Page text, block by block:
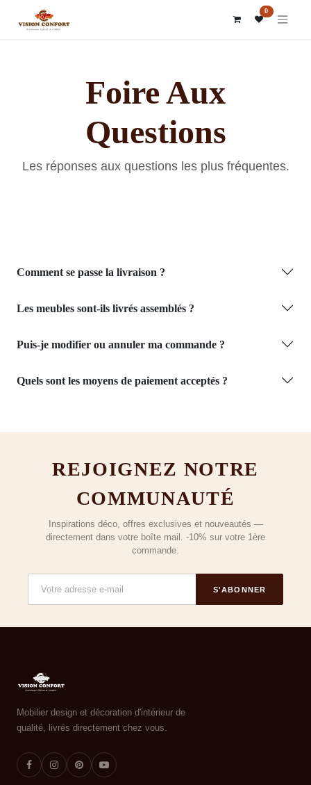
0
Foire Aux
Questions
Les réponses aux questions les plus fréquentes.
Comment se passe la livraison ?
Les meubles sont-ils livrés assemblés ?
Puis-je modifier ou annuler ma commande ?
Quels sont les moyens de paiement acceptés ?
REJOIGNEZ NOTRE
COMMUNAUTÉ
Inspirations déco, offres exclusives et nouveautés —
directement dans votre boîte mail. -10% sur votre 1ère
commande.
S'ABONNER
Mobilier design et décoration d'intérieur de
qualité, livrés directement chez vous.